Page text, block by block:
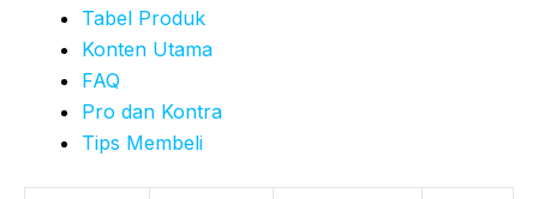
Tabel Produk
Konten Utama
FAQ
Pro dan Kontra
Tips Membeli